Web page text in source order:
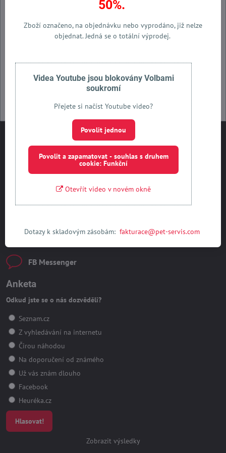
Povolit a zapamatovat - souhlas s druhem cookie: Funkční
Kontakty
PET-SERVIS s​.r​.o​.
Kubelíkova 2532
IČO : 27417123
FB Messenger
Anketa
Odkud jste se o nás dozvěděli?
Seznam.cz
Z vyhledávání na internetu
Čirou náhodou
Na doporučení od známého
Už vás znám dlouho
Facebook
Heuréka.cz
Hlasovat!
Zobrazit výsledky
50%.
Zboží označeno, na objednávku nebo vyprodáno, již nelze
objednat. Jedná se o totální výprodej.
Videa Youtube jsou blokovány Volbami
soukromí
Přejete si načíst Youtube video?
Povolit jednou
Povolit a zapamatovat - souhlas s druhem
cookie: Funkční
Otevřít video v novém okně
Dotazy k skladovým zásobám:fakturace@pet-servis.com